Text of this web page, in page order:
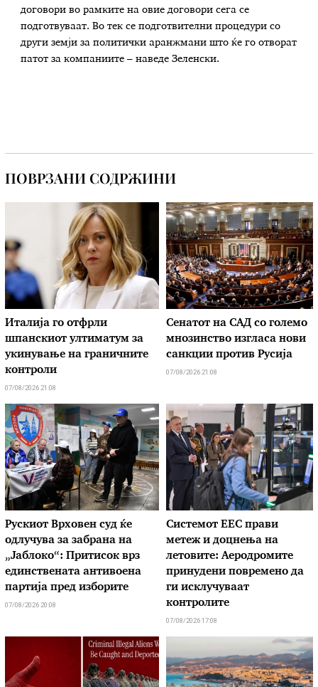
договори во рамките на овие договори сега се
подготвуваат. Во тек се подготвителни процедури со
други земји за политички аранжмани што ќе го отворат
патот за компаниите – наведе Зеленски.
ПОВРЗАНИ СОДРЖИНИ
Италија го отфрли
шпанскиот ултиматум за
укинување на граничните
контроли
07/08/2026 21:08
Сенатот на САД со големо
мнозинство изгласа нови
санкции против Русија
07/08/2026 21:08
Рускиот Врховен суд ќе
одлучува за забрана на
„Јаблоко“: Притисок врз
единствената антивоена
партија пред изборите
07/08/2026 20:08
Системот ЕЕС прави
метеж и доцнења на
летовите: Аеродромите
принудени повремено да
ги исклучуваат
контролите
07/08/2026 17:08